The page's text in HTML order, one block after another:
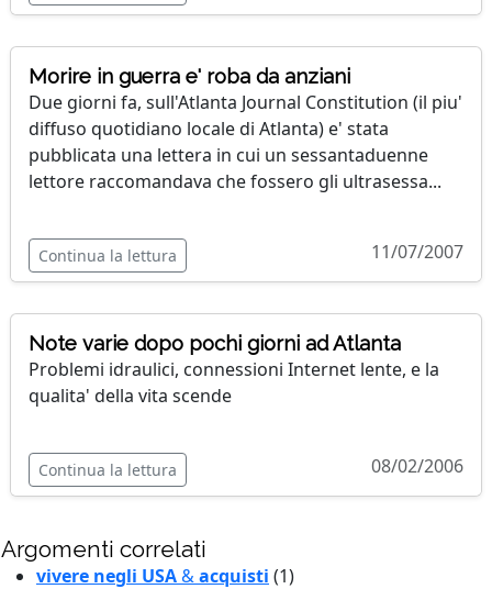
Morire in guerra e' roba da anziani
Due giorni fa, sull'Atlanta Journal Constitution (il piu'
diffuso quotidiano locale di Atlanta) e' stata
pubblicata una lettera in cui un sessantaduenne
lettore raccomandava che fossero gli ultrasessa...
Continua la lettura 11/07/2007
Note varie dopo pochi giorni ad Atlanta
Problemi idraulici, connessioni Internet lente, e la
qualita' della vita scende
Continua la lettura 08/02/2006
Argomenti correlati
vivere negli USA&acquisti (1)